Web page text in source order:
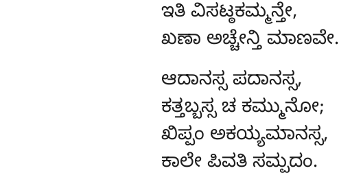
ಇತಿ ವಿಸಟ್ಠಕಮ್ಮನ್ತೇ,
ಖಣಾ ಅಚ್ಚೇನ್ತಿ ಮಾಣವೇ.
ಆದಾನಸ್ಸ ಪದಾನಸ್ಸ,
ಕತ್ತಬ್ಬಸ್ಸ ಚ ಕಮ್ಮುನೋ;
ಖಿಪ್ಪಂ ಅಕಯ್ಯಮಾನಸ್ಸ,
ಕಾಲೇ ಪಿವತಿ ಸಮ್ಪದಂ.